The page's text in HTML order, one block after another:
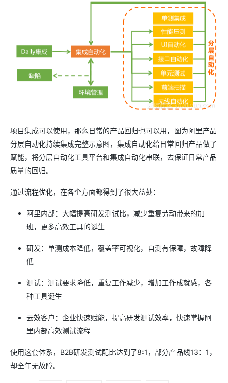
项目集成可以使用，那么日常的产品回归也可以用，图为阿里产品
分层自动化持续集成完整示意图，集成自动化给日常回归产品做了
赋能，将分层自动化工具平台和集成自动化串联，去保证日常产品
质量的回归。
通过流程优化，在各个方面都得到了很大益处：
阿里内部：大幅提高研发测试比，减少重复劳动带来的加
班，更多高效工具的诞生
研发：单测成本降低，覆盖率可视化，自测有保障，故障降
低
测试：测试要求降低，重复工作减少，增加工作成就感，各
种工具诞生
云效客户：企业快速赋能，提高研发测试效率，快速掌握阿
里内部高效测试流程
使用这套体系，B2B研发测试配比达到了8:1，部分产品线13：1，
却全年无故障。